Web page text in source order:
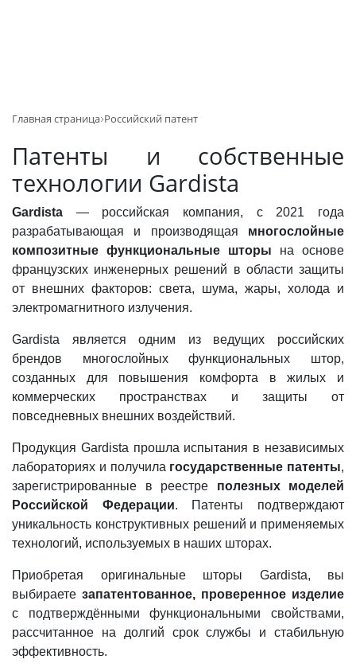
Главная страница Российский патент
Патенты и собственные
технологии Gardista
Gardista — российская компания, с 2021 года
разрабатывающая и производящая многослойные
композитные функциональные шторы на основе
французских инженерных решений в области защиты
от внешних факторов: света, шума, жары, холода и
электромагнитного излучения.
Gardista является одним из ведущих российских
брендов многослойных функциональных штор,
созданных для повышения комфорта в жилых и
коммерческих пространствах и защиты от
повседневных внешних воздействий.
Продукция Gardista прошла испытания в независимых
лабораториях и получила государственные патенты,
зарегистрированные в реестре полезных моделей
Российской Федерации. Патенты подтверждают
уникальность конструктивных решений и применяемых
технологий, используемых в наших шторах.
Приобретая оригинальные шторы Gardista, вы
выбираете запатентованное, проверенное изделие
с подтверждёнными функциональными свойствами,
рассчитанное на долгий срок службы и стабильную
эффективность.